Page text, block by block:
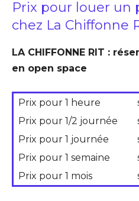
Prix pour louer un
chez La Chiffonne
LA CHIFFONNE RIT :
en open space
Prix pour 1 heure
Prix pour 1/2 journée
Prix pour 1 journée
Prix pour 1 semaine
Prix pour 1 mois